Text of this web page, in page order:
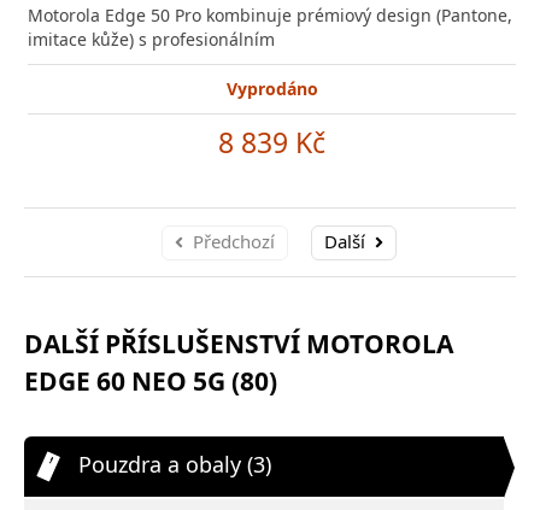
Motorola Edge 50 Pro kombinuje prémiový design (Pantone,
imitace kůže) s profesionálním
Vyprodáno
8 839 Kč
Předchozí Další
DALŠÍ PŘÍSLUŠENSTVÍ MOTOROLA
EDGE 60 NEO 5G (80)
Pouzdra a obaly (3)